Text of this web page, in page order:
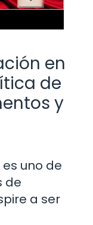
en
de
y
uno de
de
a ser